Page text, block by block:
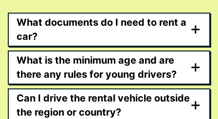
What documents do I need to rent a
car?
+
What is the minimum age and are
there any rules for young drivers?
+
Can I drive the rental vehicle outside
the region or country?
+